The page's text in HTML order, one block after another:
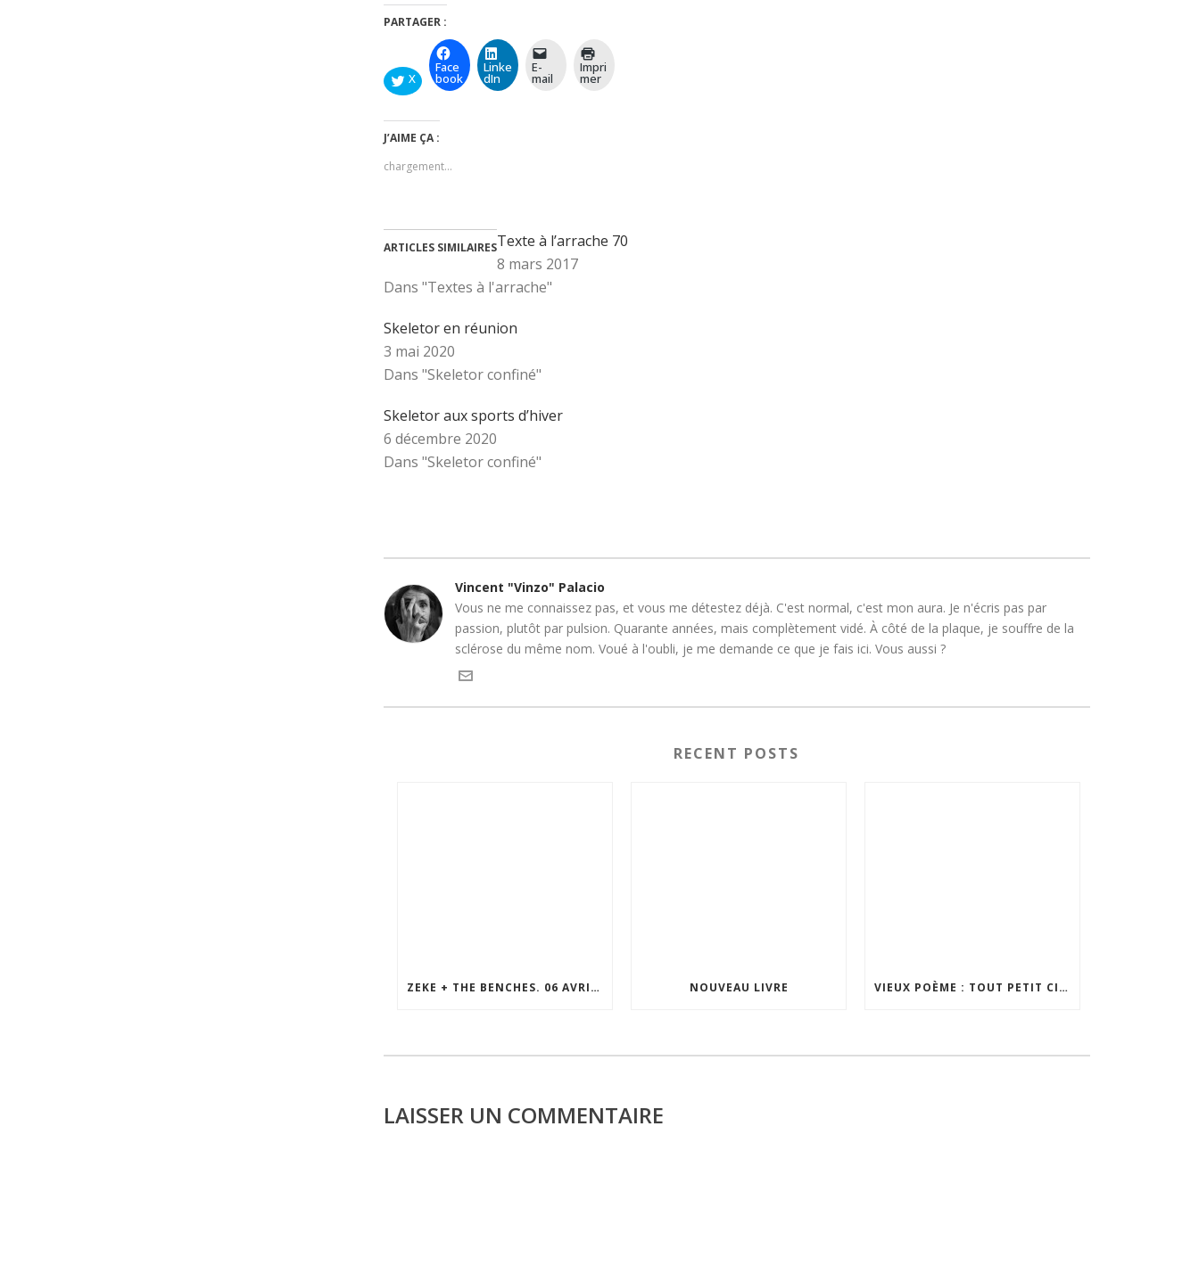
PARTAGER :
X
Face
book
Linke
dIn
E-
mail
Impri
mer
J’AIME ÇA :
chargement…
ARTICLES SIMILAIRESTexte à l’arrache 70
8 mars 2017
Dans "Textes à l'arrache"
Skeletor en réunion
3 mai 2020
Dans "Skeletor confiné"
Skeletor aux sports d’hiver
6 décembre 2020
Dans "Skeletor confiné"
Vincent "Vinzo" Palacio
Vous ne me connaissez pas, et vous me détestez déjà. C'est normal, c'est mon aura. Je n'écris pas par
passion, plutôt par pulsion. Quarante années, mais complètement vidé. À côté de la plaque, je souffre de la
sclérose du même nom. Voué à l'oubli, je me demande ce que je fais ici. Vous aussi ?
RECENT POSTS
ZEKE + THE BENCHES. 06 AVRIL 2026. LE MOLOTOV. MARSEILLE NOUVEAU LIVRE VIEUX POÈME : TOUT PETIT CITADIN (25/08/2018)
LAISSER UN COMMENTAIRE